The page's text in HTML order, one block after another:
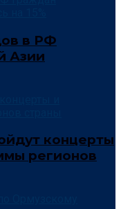
в РФ
Азии
концерты
регионов